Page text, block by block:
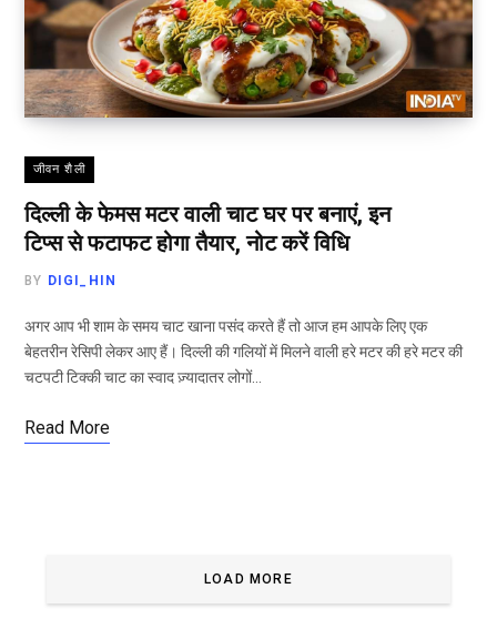
जीवन शैली
दिल्ली के फेमस मटर वाली चाट घर पर बनाएं, इन
टिप्स से फटाफट होगा तैयार, नोट करें विधि
BY DIGI_HIN
अगर आप भी शाम के समय चाट खाना पसंद करते हैं तो आज हम आपके लिए एक
बेहतरीन रेसिपी लेकर आए हैं। दिल्ली की गलियों में मिलने वाली हरे मटर की हरे मटर की
चटपटी टिक्की चाट का स्वाद ज़्यादातर लोगों…
Read More
LOAD MORE